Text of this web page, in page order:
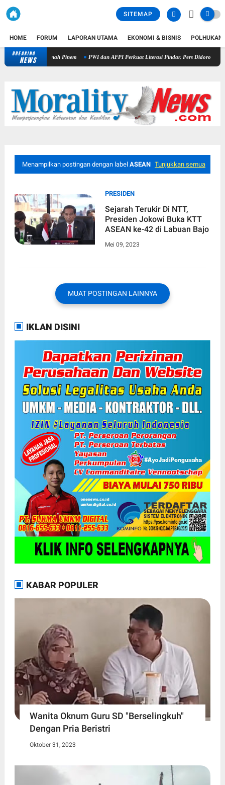
SITEMAP
HOME FORUM LAPORAN UTAMA EKONOMI & BISNIS POLHUKAM
BREAKING
NEWS Kapolres Dairi Ungkap Penganiayaan Berujung Maut di Tanah Pinem
Menampilkan postingan dengan label ASEAN Tunjukkan semua
PRESIDEN
Sejarah Terukir Di NTT,
Presiden Jokowi Buka KTT
ASEAN ke-42 di Labuan Bajo
Mei 09, 2023
MUAT POSTINGAN LAINNYA
IKLAN DISINI
KABAR POPULER
Wanita Oknum Guru SD "Berselingkuh"
Dengan Pria Beristri
Oktober 31, 2023